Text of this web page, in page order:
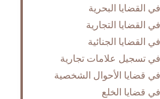
البحرية
التجارية
الجنائية
تسجيل علامات تجارية
الأحوال الشخصية
الخلع